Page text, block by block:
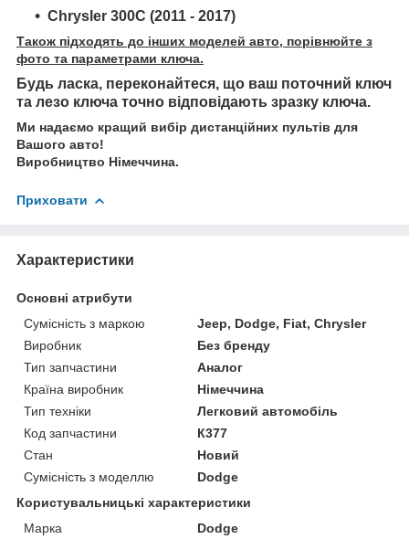
Chrysler 300C (2011 - 2017)
Також підходять до інших моделей авто, порівнюйте з
фото та параметрами ключа.
Будь ласка, переконайтеся, що ваш поточний ключ
та лезо ключа точно відповідають зразку ключа.
Ми надаємо кращий вибір дистанційних пультів для
Вашого авто!
Виробництво Німеччина.
Приховати
Характеристики
Основні атрибути
Сумісність з маркою
Jeep, Dodge, Fiat, Chrysler
Виробник
Без бренду
Тип запчастини
Аналог
Країна виробник
Німеччина
Тип техніки
Легковий автомобіль
Код запчастини
К377
Стан
Новий
Сумісність з моделлю
Dodge
Користувальницькі характеристики
Марка
Dodge